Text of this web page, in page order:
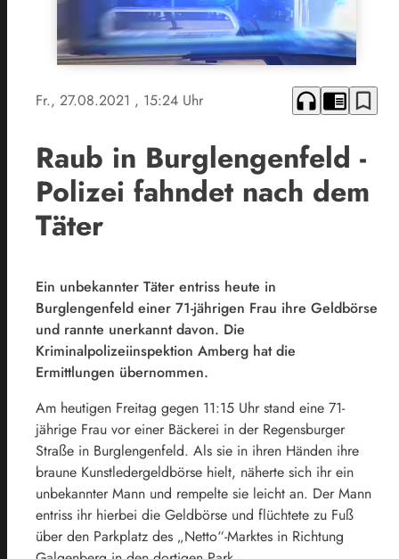
Fr., 27.08.2021 , 15:24 Uhr headphones chrome_reader_mode bookmark_border
Raub in Burglengenfeld -
Polizei fahndet nach dem
Täter
Ein unbekannter Täter entriss heute in
Burglengenfeld einer 71-jährigen Frau ihre Geldbörse
und rannte unerkannt davon. Die
Kriminalpolizeiinspektion Amberg hat die
Ermittlungen übernommen.
Am heutigen Freitag gegen 11:15 Uhr stand eine 71-
jährige Frau vor einer Bäckerei in der Regensburger
Straße in Burglengenfeld. Als sie in ihren Händen ihre
braune Kunstledergeldbörse hielt, näherte sich ihr ein
unbekannter Mann und rempelte sie leicht an. Der Mann
entriss ihr hierbei die Geldbörse und flüchtete zu Fuß
über den Parkplatz des „Netto“-Marktes in Richtung